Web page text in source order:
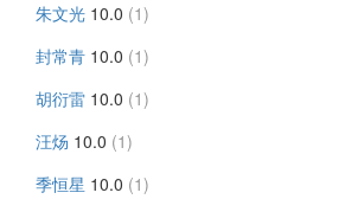
朱文光 10.0 (1)
封常青 10.0 (1)
胡衍雷 10.0 (1)
汪炀 10.0 (1)
季恒星 10.0 (1)